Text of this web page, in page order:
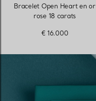
Bracelet Open Heart en or
rose 18 carats
€ 16.000